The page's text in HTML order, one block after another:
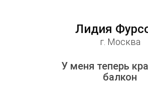
Лидия
г. Москва
У меня теперь
балкон